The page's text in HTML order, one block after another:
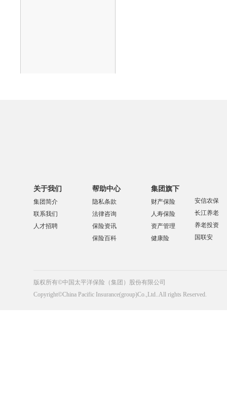
关于我们
集团简介
联系我们
人才招聘
帮助中心
隐私条款
法律咨询
保险资讯
保险百科
集团旗下
财产保险
人寿保险
资产管理
健康险
安信农保
长江养老
养老投资
国联安
版权所有©中国太平洋保险（集团）股份有限公司
Copyright©China Pacific Insurance(group)Co.,Ltd..All rights Reserved.